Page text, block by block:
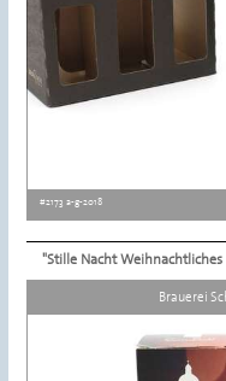
#2173 a-g-2018
"Stille Nacht
Brauerei